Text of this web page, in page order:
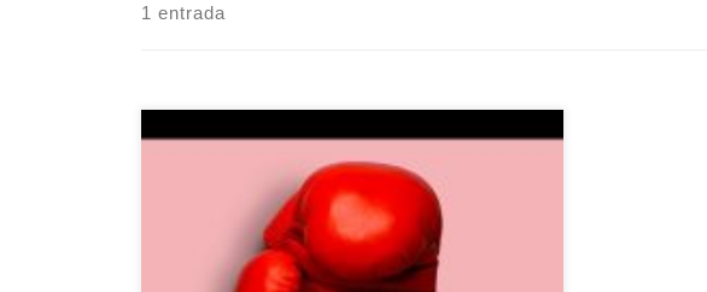
1 entrada
La editorial Turner crea una nueva colección, Turner
Minor, que busca dar respuesta a las inquietudes de
más candente actualidad. Los dos primeros números
han sido: Feminismo pasado y presente de Camille
Paglia y Aprender con big data de Viktor Mayer-